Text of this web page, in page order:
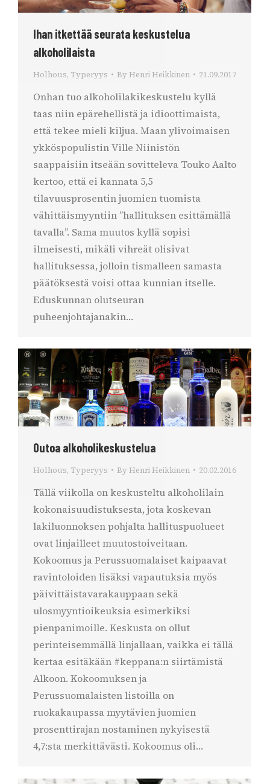
Ihan itkettää seurata keskustelua
alkoholilaista
Holhous, Typeryys By Henri Heikkinen 21.09.2017
Onhan tuo alkoholilakikeskustelu kyllä
taas niin epärehellistä ja idioottimaista,
että tekee mieli kiljua. Maan ylivoimaisen
ykköspopulistin Ville Niinistön
saappaisiin itseään sovitteleva Touko Aalto
kertoo, että ei kannata 5,5
tilavuusprosentin juomien tuomista
vähittäismyyntiin ”hallituksen esittämällä
tavalla”. Sama muutos kyllä sopisi
ilmeisesti, mikäli vihreät olisivat
hallituksessa, jolloin tismalleen samasta
päätöksestä voisi ottaa kunnian itselle.
Eduskunnan olutseuran
puheenjohtajanakin…
Outoa alkoholikeskustelua
Holhous, Typeryys By Henri Heikkinen 20.02.2016
Tällä viikolla on keskusteltu alkoholilain
kokonaisuudistuksesta, jota koskevan
lakiluonnoksen pohjalta hallituspuolueet
ovat linjailleet muutostoiveitaan.
Kokoomus ja Perussuomalaiset kaipaavat
ravintoloiden lisäksi vapautuksia myös
päivittäistavarakauppaan sekä
ulosmyyntioikeuksia esimerkiksi
pienpanimoille. Keskusta on ollut
perinteisemmällä linjallaan, vaikka ei tällä
kertaa esitäkään #keppana:n siirtämistä
Alkoon. Kokoomuksen ja
Perussuomalaisten listoilla on
ruokakaupassa myytävien juomien
prosenttirajan nostaminen nykyisestä
4,7:sta merkittävästi. Kokoomus oli…